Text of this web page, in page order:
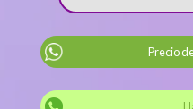
Precio